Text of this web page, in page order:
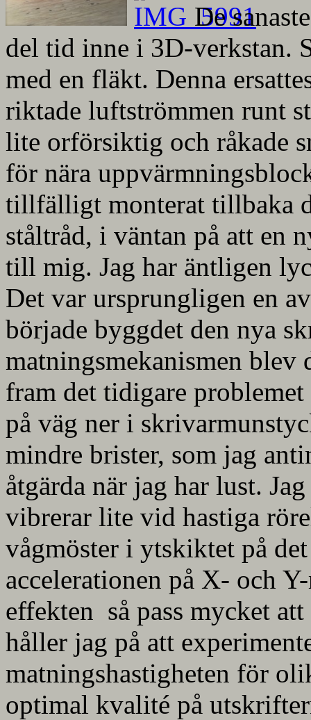
De
del tid inne i 3D-verkstan.
med en fläkt. Denna
riktade luftströmmen runt
lite orförsiktig och råkade
för nära
tillfälligt monterat tillbaka
ståltråd, i väntan på att en
till mig. Jag har äntligen
Det var ursprungligen en
började byggdet den nya
matningsmekanismen blev
fram det tidigare
på väg ner i
mindre brister, som jag
åtgärda när jag har lust.
vibrerar lite vid hastiga
vågmöster i ytskiktet på
accelerationen på X- och
effekten så pass mycket
håller jag på att
matningshastigheten för
optimal kvalité på